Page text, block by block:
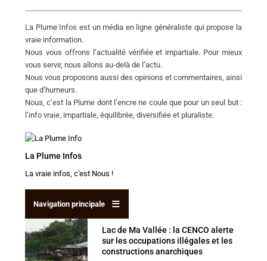
La Plume Infos est un média en ligne généraliste qui propose la
vraie information.
Nous vous offrons l’actualité vérifiée et impartiale. Pour mieux
vous servir, nous allons au-delà de l’actu.
Nous vous proposons aussi des opinions et commentaires, ainsi
que d’humeurs.
Nous, c’est la Plume dont l’encre ne coule que pour un seul but :
l’info vraie, impartiale, équilibrée, diversifiée et pluraliste.
La Plume Infos
La vraie infos, c'est Nous !
Navigation principale
Lac de Ma Vallée : la CENCO alerte
sur les occupations illégales et les
constructions anarchiques